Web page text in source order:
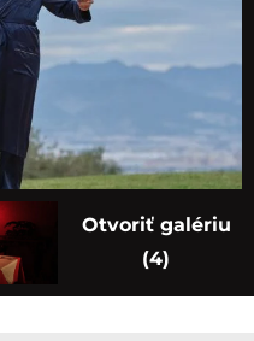
Otvoriť galériu
(4)